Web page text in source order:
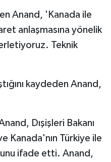
Anand, 'Kanada ile
anlaşmasına yönelik
Teknik
kaydeden Anand,
Dışişleri Bakanı
Kanada'nın Türkiye ile
ifade etti. Anand,